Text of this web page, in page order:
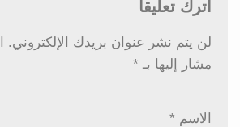
اترك تعليقاً
لن يتم نشر عنوان بريدك الإلكتروني.
مشار إليها بـ *
الاسم *